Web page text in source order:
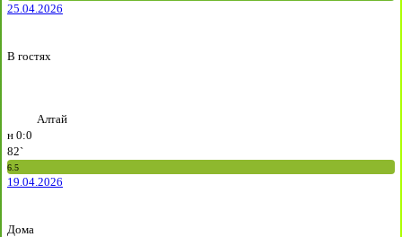
25.04.2026
В гостях
Алтай
н 0:0
82`
6.5
19.04.2026
Дома